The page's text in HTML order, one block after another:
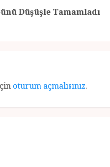
Düşüşle Tamamladı
oturum açmalısınız.